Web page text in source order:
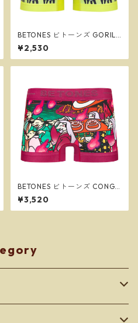
BETONES ビトーンズ GORILL
IM2 YELLOW メンズ フリーサ
イズ ボクサーパンツ ※ネコポ
スで送料無料※
¥2,530
BETONES ビトーンズ CONGR
ATULATIONS PURPLE メンズ
フリーサイズ ボクサーパンツ
※ネコポスで送料無料※
¥3,520